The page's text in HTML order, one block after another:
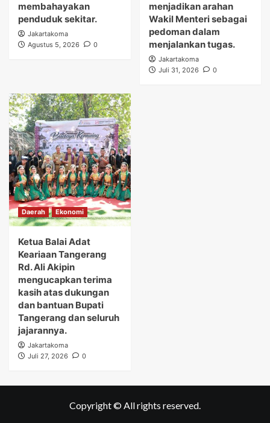
membahayakan
penduduk sekitar.
Jakartakoma
Agustus 5, 2026
0
menjadikan arahan
Wakil Menteri sebagai
pedoman dalam
menjalankan tugas.
Jakartakoma
Juli 31, 2026
0
Daerah Ekonomi
Ketua Balai Adat
Keariaan Tangerang
Rd. Ali Akipin
mengucapkan terima
kasih atas dukungan
dan bantuan Bupati
Tangerang dan seluruh
jajarannya.
Jakartakoma
Juli 27, 2026
0
Copyright © All rights reserved.